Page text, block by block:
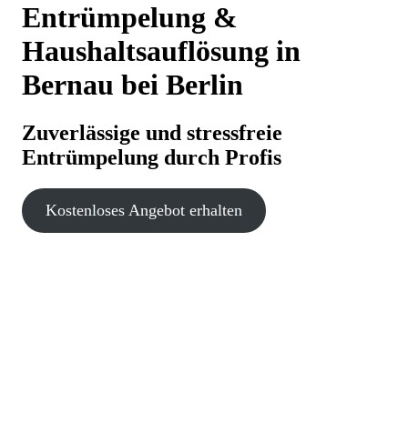
Entrümpelung &
Haushaltsauflösung in
Bernau bei Berlin
Zuverlässige und stressfreie
Entrümpelung durch Profis
Kostenloses Angebot erhalten